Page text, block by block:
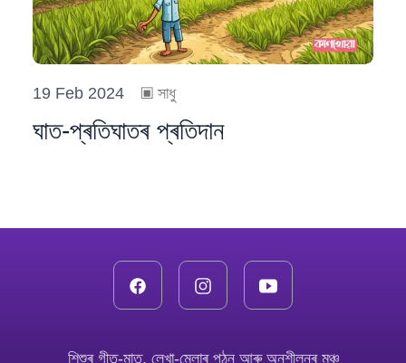
19 Feb 2024 ▣ সাধু
ঘাত-প্ৰতিঘাতৰ প্ৰতিদান
শিশুৰ গীত-মাত, লেখা-মেলাৰ পঠন আৰু অনুশীলনৰ মঞ্চ